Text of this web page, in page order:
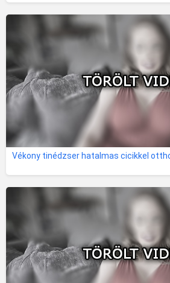
Vékony tinédzser hatalmas cicikkel